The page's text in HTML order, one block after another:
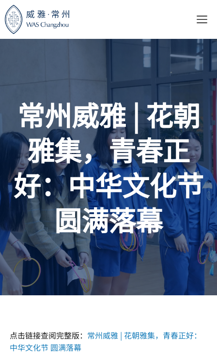
至
内
容
菜
单
常州威雅 | 花朝
雅集，青春正
好：中华文化节
圆满落幕
点击链接查阅完整版： 常州威雅 | 花朝雅集，青春正好：
中华文化节 圆满落幕